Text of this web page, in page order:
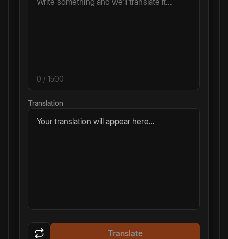
0 / 1500
Translation
Your translation will appear here...
Translate